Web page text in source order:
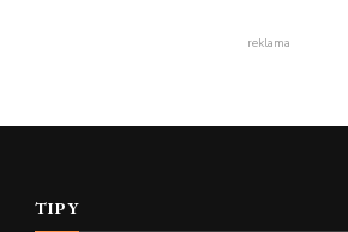
reklama
TIPY